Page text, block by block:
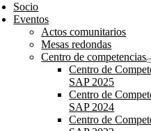
Socio
Eventos
Actos comunitarios
Mesas redondas
Centro de competencias
Centro de
SAP 2025
Centro de
SAP 2024
Centro de